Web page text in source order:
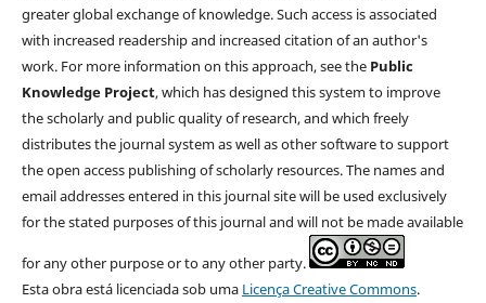
greater global exchange of knowledge. Such access is associated
with increased readership and increased citation of an author's
work. For more information on this approach, see the Public
Knowledge Project, which has designed this system to improve
the scholarly and public quality of research, and which freely
distributes the journal system as well as other software to support
the open access publishing of scholarly resources. The names and
email addresses entered in this journal site will be used exclusively
for the stated purposes of this journal and will not be made available
for any other purpose or to any other party.
Esta obra está licenciada sob uma Licença Creative Commons.